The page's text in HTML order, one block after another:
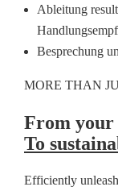
Ableitung
Besprechung
MORE THAN
From your
To
Efficiently